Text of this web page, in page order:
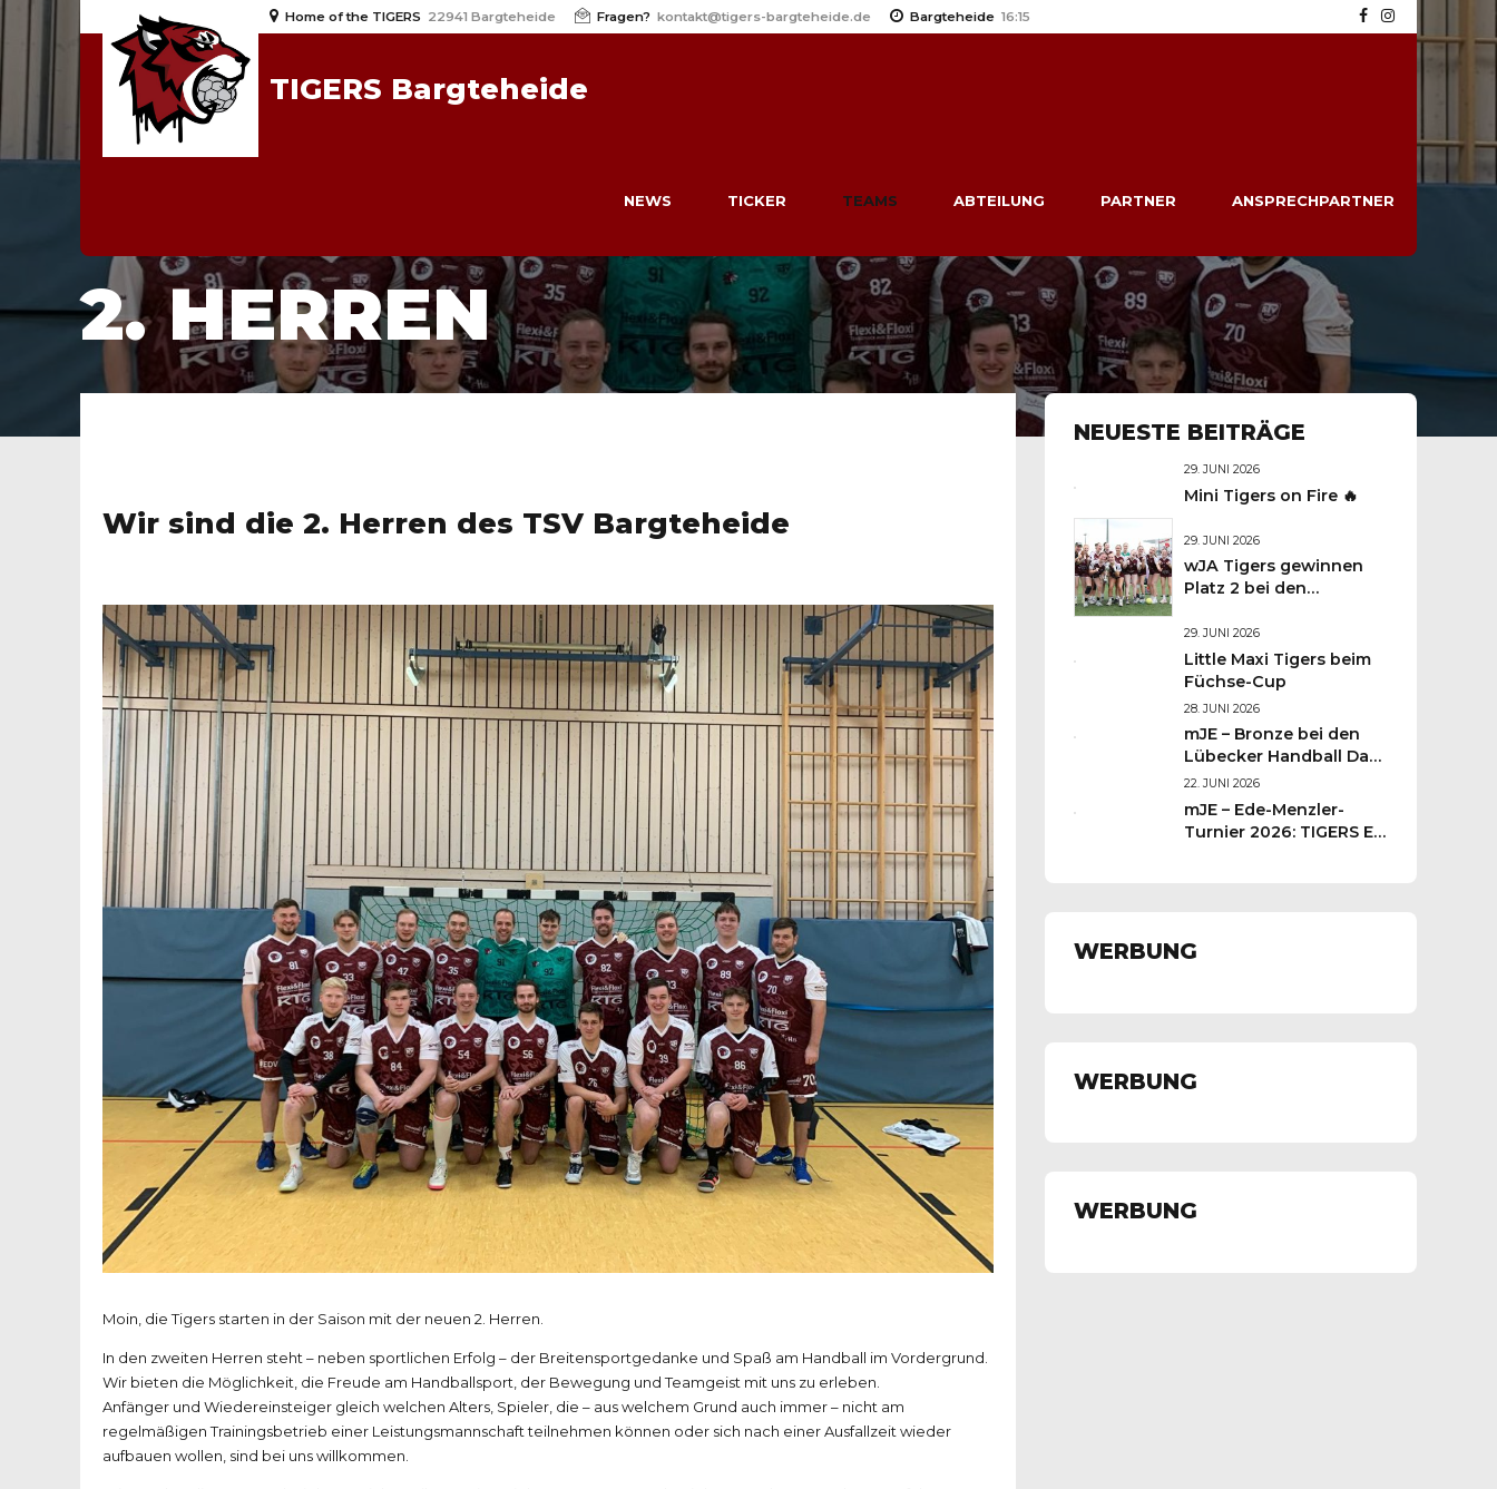
Home of the TIGERS 22941 Bargteheide Fragen? kontakt@tigers-bargteheide.de Bargteheide 16:15
TIGERS Bargteheide
NEWS TICKER TEAMS ABTEILUNG PARTNER ANSPRECHPARTNER
HOME
2. HERREN
Wir sind die 2. Herren des TSV Bargteheide
Moin, die Tigers starten in der Saison mit der neuen 2. Herren.
In den zweiten Herren steht – neben sportlichen Erfolg – der Breitensportgedanke und Spaß am Handball im Vordergrund.
Wir bieten die Möglichkeit, die Freude am Handballsport, der Bewegung und Teamgeist mit uns zu erleben.
Anfänger und Wiedereinsteiger gleich welchen Alters, Spieler, die – aus welchem Grund auch immer – nicht am
regelmäßigen Trainingsbetrieb einer Leistungsmannschaft teilnehmen können oder sich nach einer Ausfallzeit wieder
aufbauen wollen, sind bei uns willkommen.
NEUESTE BEITRÄGE
29. JUNI 2026
Mini Tigers on Fire 🔥
29. JUNI 2026
wJA Tigers gewinnen
Platz 2 bei den
Handballtagen 2026
29. JUNI 2026
Little Maxi Tigers beim
Füchse-Cup
28. JUNI 2026
mJE – Bronze bei den
Lübecker Handball Days
– Was für ein
Wochenende für unsere
kleinen TIGERS
22. JUNI 2026
mJE – Ede-Menzler-
Turnier 2026: TIGERS E-
WERBUNG
WERBUNG
WERBUNG